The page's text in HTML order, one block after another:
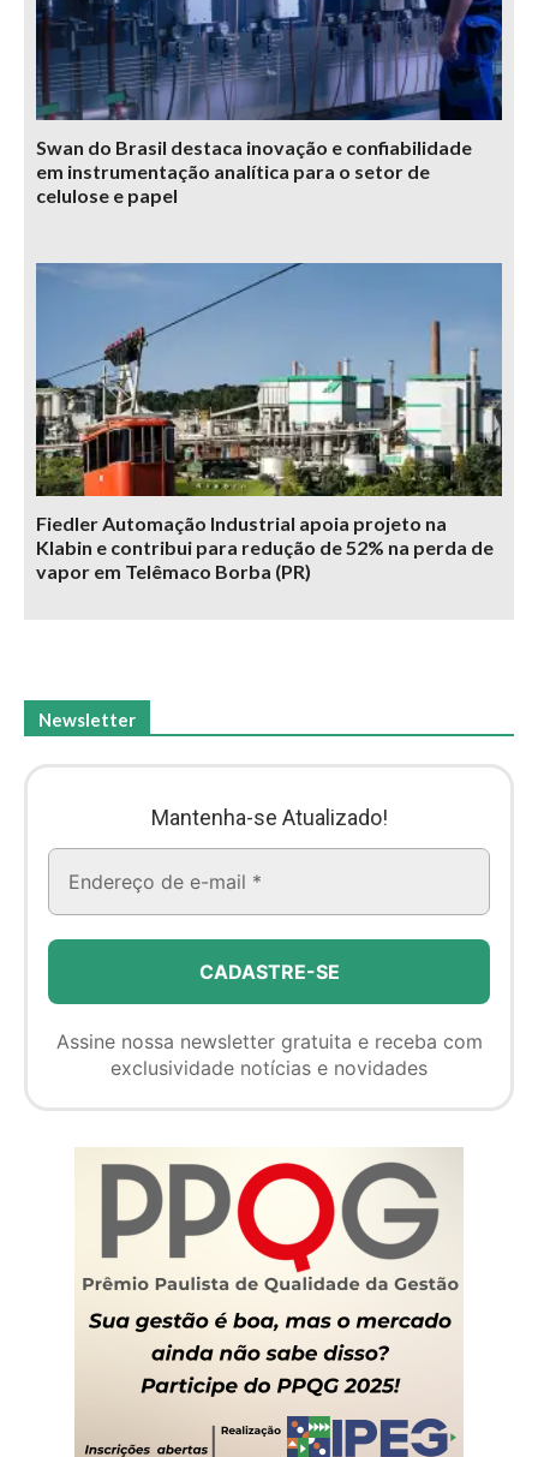
Swan do Brasil destaca inovação e confiabilidade
em instrumentação analítica para o setor de
celulose e papel
Fiedler Automação Industrial apoia projeto na
Klabin e contribui para redução de 52% na perda de
vapor em Telêmaco Borba (PR)
Newsletter
Mantenha-se Atualizado!
Assine nossa newsletter gratuita e receba com
exclusividade notícias e novidades